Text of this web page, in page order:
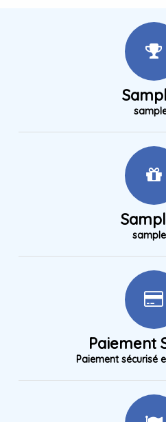
Paiement
Paiement sécurisé